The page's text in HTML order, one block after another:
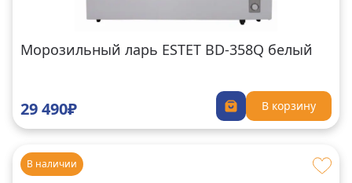
Морозильный ларь ESTET BD-358Q белый
29 490₽ В корзину
В наличии